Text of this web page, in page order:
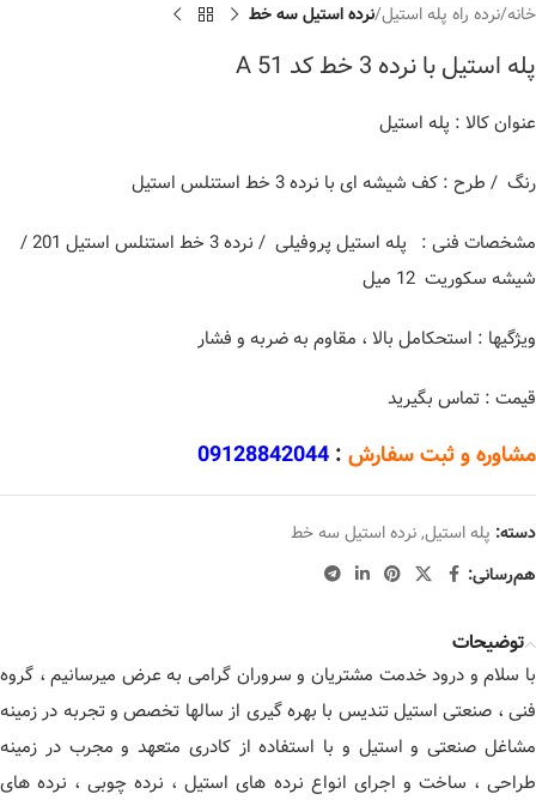
خانه نرده راه پله استیل نرده استیل سه خط
پله استیل با نرده 3 خط کد A 51
عنوان کالا : پله استیل
رنگ / طرح : کف شیشه ای با نرده 3 خط استنلس استیل
مشخصات فنی : پله استیل پروفیلی / نرده 3 خط استنلس استیل 201 /
شیشه سکوریت 12 میل
ویژگیها : استحکامل بالا ، مقاوم به ضربه و فشار
قیمت : تماس بگیرید
مشاوره و ثبت سفارش :
09128842044
دسته: پله استیل,نرده استیل سه خط
هم‌رسانی:
توضیحات
با سلام و درود خدمت مشتریان و سروران گرامی به عرض میرسانیم ، گروه
فنی ، صنعتی استیل تندیس با بهره گیری از سالها تخصص و تجربه در زمینه
مشاغل صنعتی و استیل و با استفاده از کادری متعهد و مجرب در زمینه
طراحی ، ساخت و اجرای انواع نرده های استیل ، نرده چوبی ، نرده های